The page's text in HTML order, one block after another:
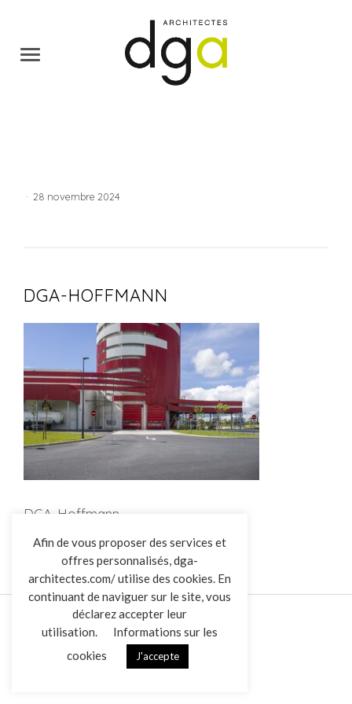
L’AGENCE
RÉALISATIONS
ACTUALITÉS
CONTACT
· 28 novembre 2024
DGA-HOFFMANN
DGA-Hoffmann
Afin de vous proposer des services et
offres personnalisés, dga-
architectes.com/ utilise des cookies. En
continuant de naviguer sur le site, vous
déclarez accepter leur
utilisation.
Informations sur les
cookies
J'accepte